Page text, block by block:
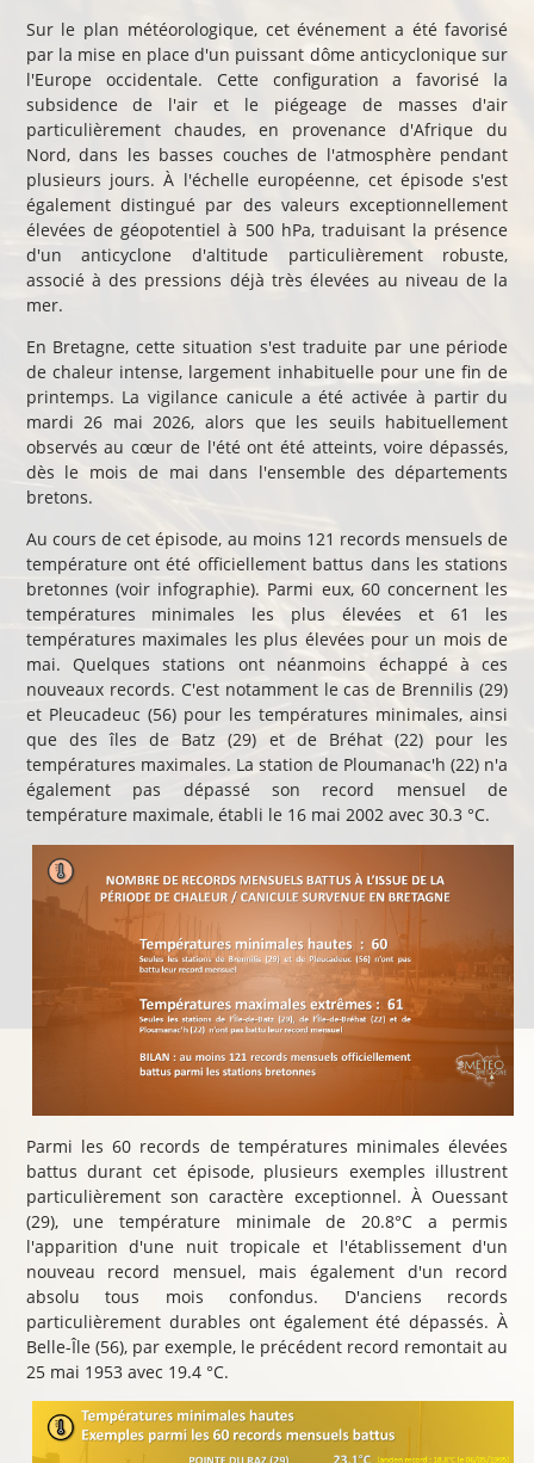
Sur le plan météorologique, cet événement a été favorisé
par la mise en place d'un puissant dôme anticyclonique sur
l'Europe occidentale. Cette configuration a favorisé la
subsidence de l'air et le piégeage de masses d'air
particulièrement chaudes, en provenance d'Afrique du
Nord, dans les basses couches de l'atmosphère pendant
plusieurs jours. À l'échelle européenne, cet épisode s'est
également distingué par des valeurs exceptionnellement
élevées de géopotentiel à 500 hPa, traduisant la présence
d'un anticyclone d'altitude particulièrement robuste,
associé à des pressions déjà très élevées au niveau de la
mer.
En Bretagne, cette situation s'est traduite par une période
de chaleur intense, largement inhabituelle pour une fin de
printemps. La vigilance canicule a été activée à partir du
mardi 26 mai 2026, alors que les seuils habituellement
observés au cœur de l'été ont été atteints, voire dépassés,
dès le mois de mai dans l'ensemble des départements
bretons.
Au cours de cet épisode, au moins 121 records mensuels de
température ont été officiellement battus dans les stations
bretonnes (voir infographie). Parmi eux, 60 concernent les
températures minimales les plus élevées et 61 les
températures maximales les plus élevées pour un mois de
mai. Quelques stations ont néanmoins échappé à ces
nouveaux records. C'est notamment le cas de Brennilis (29)
et Pleucadeuc (56) pour les températures minimales, ainsi
que des îles de Batz (29) et de Bréhat (22) pour les
températures maximales. La station de Ploumanac'h (22) n'a
également pas dépassé son record mensuel de
température maximale, établi le 16 mai 2002 avec 30.3 °C.
Parmi les 60 records de températures minimales élevées
battus durant cet épisode, plusieurs exemples illustrent
particulièrement son caractère exceptionnel. À Ouessant
(29), une température minimale de 20.8°C a permis
l'apparition d'une nuit tropicale et l'établissement d'un
nouveau record mensuel, mais également d'un record
absolu tous mois confondus. D'anciens records
particulièrement durables ont également été dépassés. À
Belle-Île (56), par exemple, le précédent record remontait au
25 mai 1953 avec 19.4 °C.